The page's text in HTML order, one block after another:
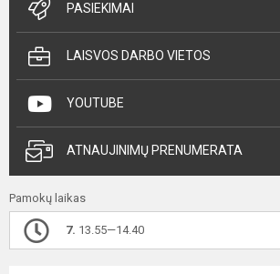
PASIEKIMAI
LAISVOS DARBO VIETOS
YOUTUBE
ATNAUJINIMŲ PRENUMERATA
Pamokų laikas
7. 13.55—14.40